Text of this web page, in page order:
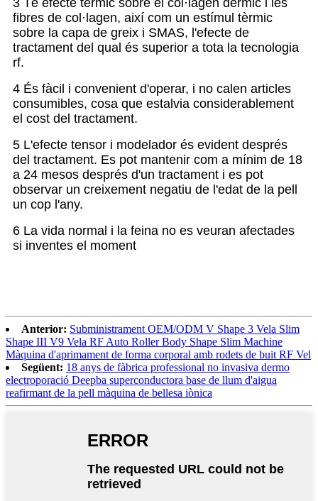
3 Té efecte tèrmic sobre el col·lagen dèrmic i les
fibres de col·lagen, així com un estímul tèrmic
sobre la capa de greix i SMAS, l'efecte de
tractament del qual és superior a tota la tecnologia
rf.
4 És fàcil i convenient d'operar, i no calen articles
consumibles, cosa que estalvia considerablement
el cost del tractament.
5 L'efecte tensor i modelador és evident després
del tractament. Es pot mantenir com a mínim de 18
a 24 mesos després d'un tractament i es pot
observar un creixement negatiu de l'edat de la pell
un cop l'any.
6 La vida normal i la feina no es veuran afectades
si inventes el moment
Anterior: Subministrament OEM/ODM V Shape 3 Vela Slim
Shape III V9 Vela RF Auto Roller Body Shape Slim Machine
Màquina d'aprimament de forma corporal amb rodets de buit RF Vel
Següent: 18 anys de fàbrica professional no invasiva dermo
electroporació Deepba superconductora base de llum d'aigua
reafirmant de la pell màquina de bellesa iònica